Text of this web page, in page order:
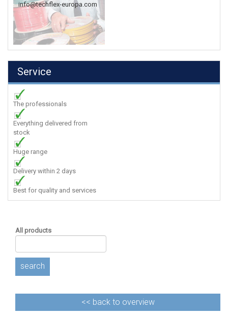
info@techflex-europa.com
Service
The professionals
Everything delivered from
stock
Huge range
Delivery within 2 days
Best for quality and services
All products
search
<< back to overview